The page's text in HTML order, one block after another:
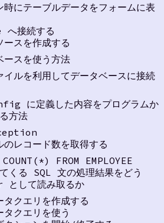
にテーブルデータをフォームに表
接続する
スを作成する
スを使う方法
ルを利用してデータベースに接続
に定義した内容をプログラムか
方法
レコード数を取得する
FROM EMPLOYEE
くる SQL 文の処理結果をどう
して読み取るか
クエリを作成する
クエリを使う